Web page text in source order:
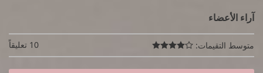
آراء الأعضاء
متوسط التقيمات:  10 تعليقاً